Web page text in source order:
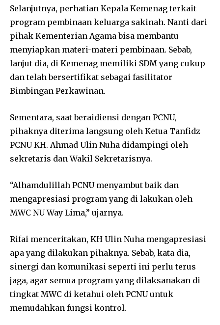
Selanjutnya, perhatian Kepala Kemenag terkait
program pembinaan keluarga sakinah. Nanti dari
pihak Kementerian Agama bisa membantu
menyiapkan materi-materi pembinaan. Sebab,
lanjut dia, di Kemenag memiliki SDM yang cukup
dan telah bersertifikat sebagai fasilitator
Bimbingan Perkawinan.
Sementara, saat beraidiensi dengan PCNU,
pihaknya diterima langsung oleh Ketua Tanfidz
PCNU KH. Ahmad Ulin Nuha didampingi oleh
sekretaris dan Wakil Sekretarisnya.
“Alhamdulillah PCNU menyambut baik dan
mengapresiasi program yang di lakukan oleh
MWC NU Way Lima,” ujarnya.
Rifai menceritakan, KH Ulin Nuha mengapresiasi
apa yang dilakukan pihaknya. Sebab, kata dia,
sinergi dan komunikasi seperti ini perlu terus
jaga, agar semua program yang dilaksanakan di
tingkat MWC di ketahui oleh PCNU untuk
memudahkan fungsi kontrol.